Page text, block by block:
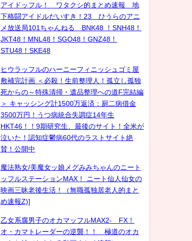
アイドッフル！ ワタクシ的まとめ速報 地
下格闘アイドルだいすき！23 ひうらのアニ
メ放送局101ちゃんねる BNK48 ！SNH48！
JKT48！MNL48！SGO48！GNZ48！
STU48！SKE48
ヒウラッフルのハーニーフィニッシュゴミ屋
敷補完計画 ＜必殺！生前整理人！孤立し孤独
死からの～特殊清掃・遺品整理への道F完結編
＞ キャッシング計1500万返済：厨二病借金
3500万円！うつ病統合失調症14年生
HKT46！！9期研究生、最後のサイト！全米が
泣いた！認知症鬱病60代のラストサイト絶
賛！公開中
魔法熟女/美魔女ッ娘メグみみちゃんのニート
ッフルステーションMAX！ ニート仙人仙女の
映画三昧老後生活！（無職孤独居老人的まと
め速報Z)]
乙女系腐男子のオカマッフルMAX2- FX！
オ・カマトレーダーの逆襲！！ 極道のオカ